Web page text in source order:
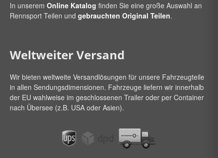
In unserem Online Katalog finden Sie eine große Auswahl an
Rennsport Teilen und gebrauchten Original Teilen.
Weltweiter Versand
Wir bieten weltweite Versandlösungen für unsere Fahrzeugteile
in allen Sendungsdimensionen. Fahrzeuge liefern wir innerhalb
der EU wahlweise im geschlossenen Trailer oder per Container
nach Übersee (z.B. USA oder Asien).